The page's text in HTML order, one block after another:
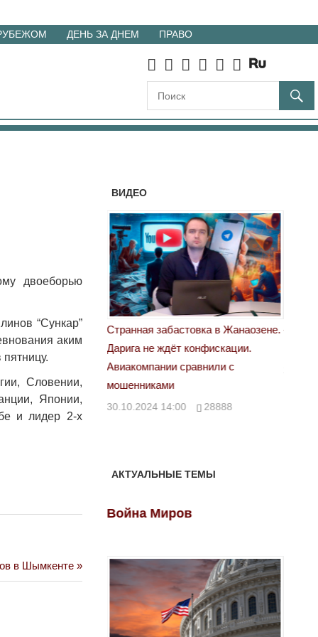
ДЕНЬ ЗА ДНЕМ ПРАВО
двоеборью
“Сункар”
аким
Словении,
Японии,
и лидер 2-х
в Шымкенте
ВИДЕО
в Жанаозене.
конфискации.
с
28888
«Новый Казахстан не говорит всей
правды»
29.10.2024 09:00 39623
АКТУАЛЬНЫЕ ТЕМЫ
Война Миров